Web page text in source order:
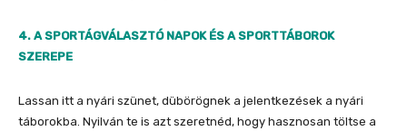
4. A SPORTÁGVÁLASZTÓ NAPOK ÉS A SPORTTÁBOROK
SZEREPE
Lassan itt a nyári szünet, dübörögnek a jelentkezések a nyári
táborokba. Nyilván te is azt szeretnéd, hogy hasznosan töltse a